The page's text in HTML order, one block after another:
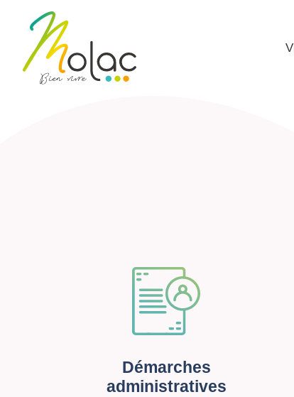
Démarches
administratives